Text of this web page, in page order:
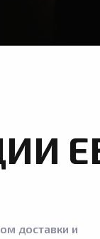
доставки и